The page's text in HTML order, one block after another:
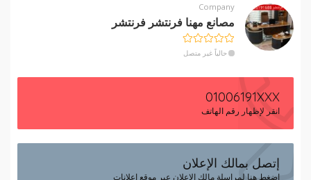
Company
مصانع مهنا فرنتشر فرنتشر
حالياً غير متصل
01006191XXX
انقر لإظهار رقم الهاتف
إتصل بمالك الإعلان
إضغط هنا لمراسلة مالك الإعلان عبر موقع إعلانات